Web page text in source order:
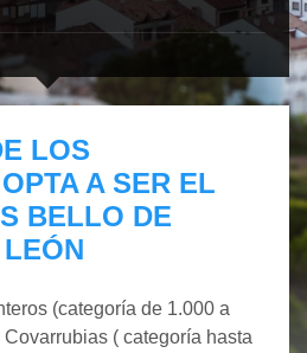
LOS
A SER EL
BELLO DE
(categoría de 1.000 a
( categoría hasta